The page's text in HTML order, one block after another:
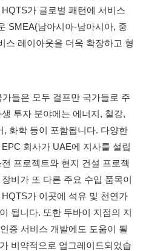
가 글로벌 패턴에 서비스
SMEA(남아시아-남아시아, 중
스 레이아웃을 더욱 확장하고 형
들은 모두 걸프만 국가들로 주
투자 분야에는 에너지, 철강,
, 화학 등이 포함됩니다. 다양한
회사가 UAE에 지사를 설립
프로젝트와 현지 건설 프로젝
비가 또 다른 주요 수입 품목이
가 이곳에 석유 및 천연가
됩니다. 또한 두바이 지점의 지
증 서비스 개발에도 도움이 될
비약적으로 업그레이드되었습